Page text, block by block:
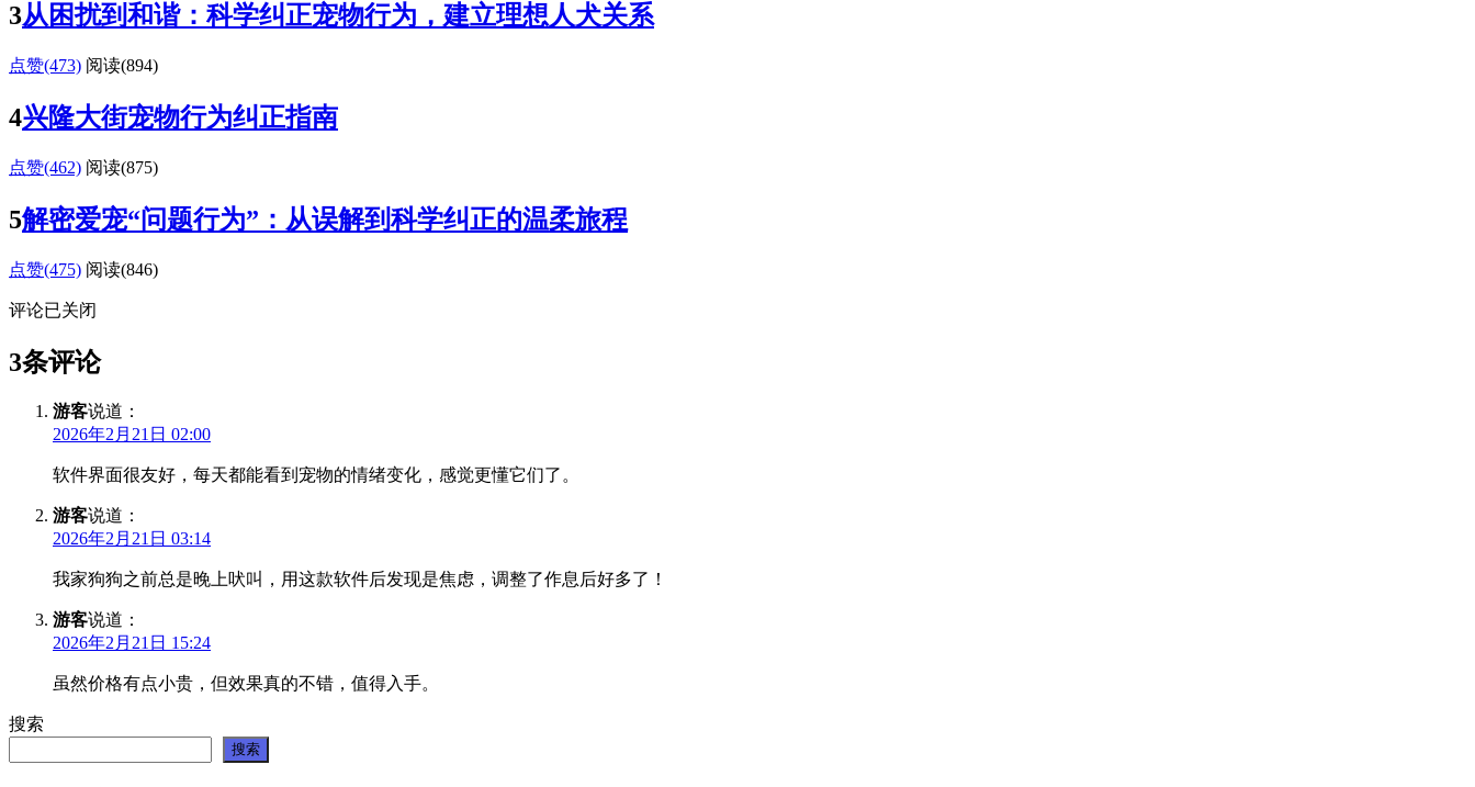
3从困扰到和谐：科学纠正宠物行为，建立理想人犬关系
点赞(473) 阅读(894)
4兴隆大街宠物行为纠正指南
点赞(462) 阅读(875)
5解密爱宠“问题行为”：从误解到科学纠正的温柔旅程
点赞(475) 阅读(846)
评论已关闭
3条评论
游客说道：
2026年2月21日 02:00
软件界面很友好，每天都能看到宠物的情绪变化，感觉更懂它们了。
游客说道：
2026年2月21日 03:14
我家狗狗之前总是晚上吠叫，用这款软件后发现是焦虑，调整了作息后好多了！
游客说道：
2026年2月21日 15:24
虽然价格有点小贵，但效果真的不错，值得入手。
搜索
搜索